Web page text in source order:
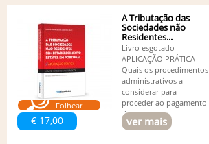
Folhear
€ 17,00
A Tributação das
Sociedades não
Residentes...
Livro esgotado
APLICAÇÃO PRÁTICA
Quais os procedimentos
administrativos a
considerar para
proceder ao pagamento
dos...
ver mais